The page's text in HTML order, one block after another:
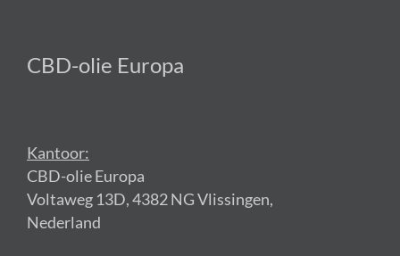
CBD-olie Europa
Kantoor:
CBD-olie Europa
Voltaweg 13D, 4382 NG Vlissingen,
Nederland